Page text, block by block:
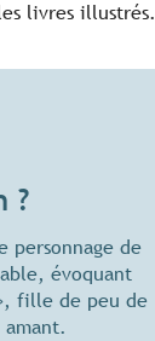
livres illustrés.
?
personnage de
évoquant
fille de peu de